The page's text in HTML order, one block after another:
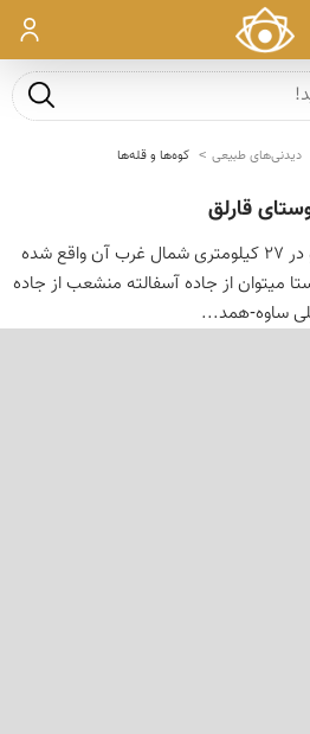
ورود
جست و
دیدنی‌های طبیعی کوه‌ها و قله‌ها
قارلق
روستای قارلق از توابع نوبران و در 27 کیلومتری شمال غرب آن واقع شده
میتوان از جاده آسفالته منشعب از جاده
ساوه-همد...